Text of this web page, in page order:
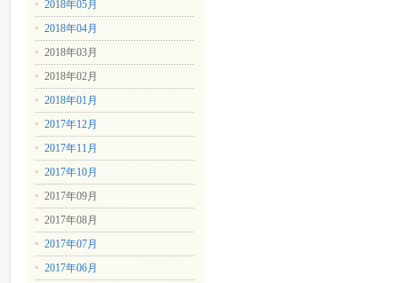
2018年05月
2018年04月
2018年03月
2018年02月
2018年01月
2017年12月
2017年11月
2017年10月
2017年09月
2017年08月
2017年07月
2017年06月